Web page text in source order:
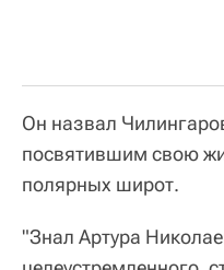
Он назвал
посвятившим свою
полярных широт.
"Знал Артура